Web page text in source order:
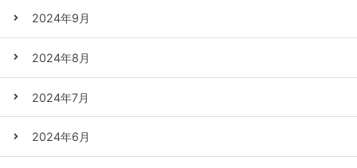
2024年9月
2024年8月
2024年7月
2024年6月